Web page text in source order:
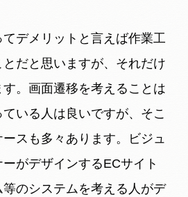
デメリットと言えば作業工
だと思いますが、それだけ
。画面遷移を考えることは
いる人は良いですが、そこ
スも多々あります。ビジュ
がデザインするECサイト
のシステムを考える人がデ